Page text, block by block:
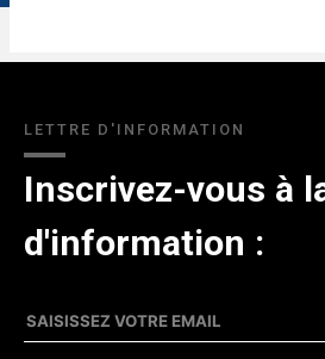
LETTRE D'INFORMATION
Inscrivez-vous à
d'information :